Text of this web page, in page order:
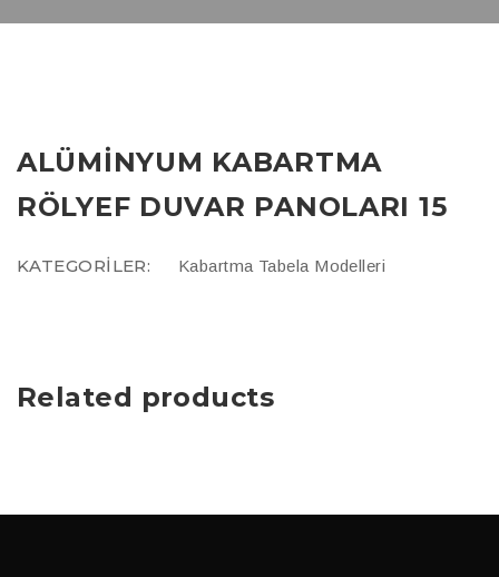
ALÜMINYUM KABARTMA
RÖLYEF DUVAR PANOLARI 15
KATEGORILER: Kabartma Tabela Modelleri
Related products